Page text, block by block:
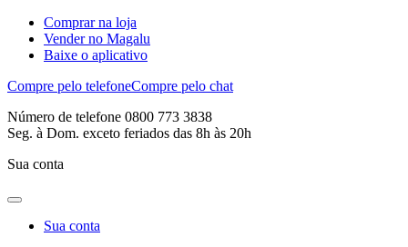
Comprar na loja
Vender no Magalu
Baixe o aplicativo
Compre pelo telefoneCompre pelo chat
Número de telefone 0800 773 3838
Seg. à Dom. exceto feriados das 8h às 20h
Sua conta
Sua conta